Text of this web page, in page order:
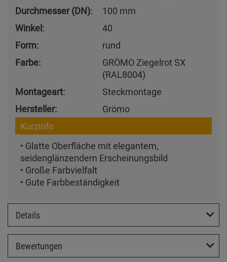
Durchmesser (DN):
100 mm
Winkel:
40
Form:
rund
Farbe:
GRÖMO Ziegelrot SX
(RAL8004)
Montageart:
Steckmontage
Hersteller:
Grömo
Kurzinfo
• Glatte Oberfläche mit elegantem,
seidenglänzendem Erscheinungsbild
• Große Farbvielfalt
• Gute Farbbeständigkeit
Details
Bewertungen